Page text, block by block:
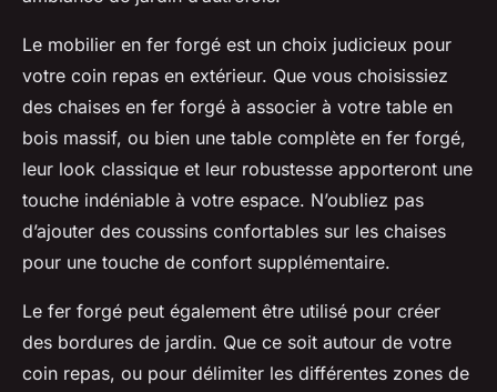
Le mobilier en fer forgé est un choix judicieux pour
votre coin repas en extérieur. Que vous choisissiez
des chaises en fer forgé à associer à votre table en
bois massif, ou bien une table complète en fer forgé,
leur look classique et leur robustesse apporteront une
touche indéniable à votre espace. N’oubliez pas
d’ajouter des coussins confortables sur les chaises
pour une touche de confort supplémentaire.
Le fer forgé peut également être utilisé pour créer
des bordures de jardin. Que ce soit autour de votre
coin repas, ou pour délimiter les différentes zones de